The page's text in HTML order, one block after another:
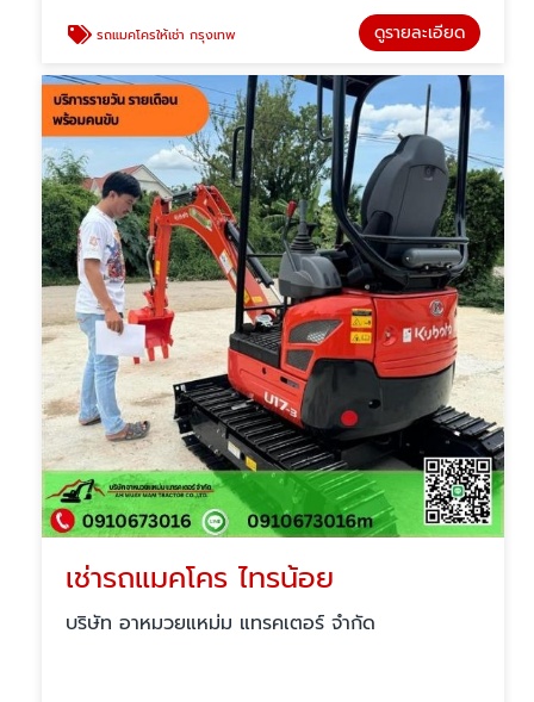
รถแมคโครให้เช่า กรุงเทพ ดูรายละเอียด
เช่ารถแมคโคร ไทรน้อย
บริษัท อาหมวยแหม่ม แทรคเตอร์ จำกัด